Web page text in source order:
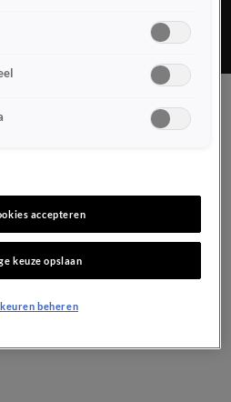
en Milieu (RIVM) na
accepteren
keuze opslaan
beheren